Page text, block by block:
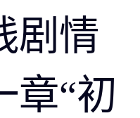
剧情
章“初